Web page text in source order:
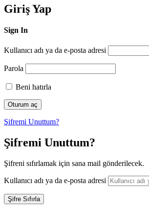
Giriş Yap
Sign In
Kullanıcı adı ya da e-posta adresi
Parola
Beni hatırla
Şifremi Unuttum?
Şifremi Unuttum?
Şifreni sıfırlamak için sana mail gönderilecek.
Kullanıcı adı ya da e-posta adresi